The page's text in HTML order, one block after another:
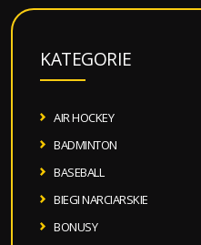
KATEGORIE
AIR HOCKEY
BADMINTON
BASEBALL
BIEGI NARCIARSKIE
BONUSY